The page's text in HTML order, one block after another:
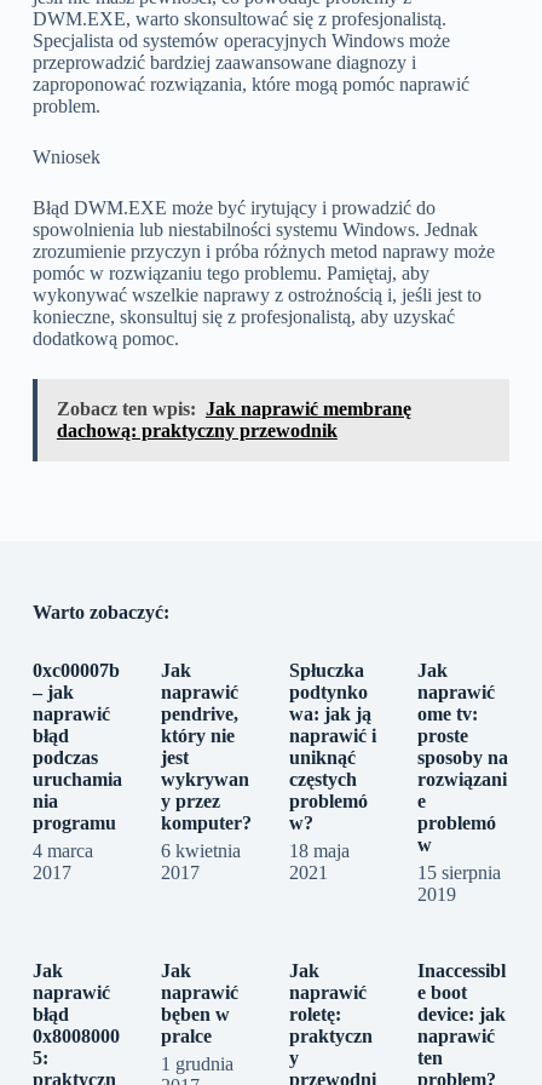
DWM.EXE, warto skonsultować się z profesjonalistą.
Specjalista od systemów operacyjnych Windows może
przeprowadzić bardziej zaawansowane diagnozy i
zaproponować rozwiązania, które mogą pomóc naprawić
problem.
Wniosek
Błąd DWM.EXE może być irytujący i prowadzić do
spowolnienia lub niestabilności systemu Windows. Jednak
zrozumienie przyczyn i próba różnych metod naprawy może
pomóc w rozwiązaniu tego problemu. Pamiętaj, aby
wykonywać wszelkie naprawy z ostrożnością i, jeśli jest to
konieczne, skonsultuj się z profesjonalistą, aby uzyskać
dodatkową pomoc.
Zobacz ten wpis: Jak naprawić membranę
dachową: praktyczny przewodnik
Warto zobaczyć:
0xc00007b
– jak
naprawić
błąd
podczas
uruchamia
nia
programu
4 marca
2017
Jak
naprawić
pendrive,
który nie
jest
wykrywan
y przez
komputer?
6 kwietnia
2017
Spłuczka
podtynko
wa: jak ją
naprawić i
uniknąć
częstych
problemó
w?
18 maja
2021
Jak
naprawić
ome tv:
proste
sposoby na
rozwiązani
e
problemó
w
15 sierpnia
2019
Jak
naprawić
błąd
0x8008000
5:
praktyczn
Jak
naprawić
bęben w
pralce
1 grudnia
Jak
naprawić
roletę:
praktyczn
y
przewodni
Inaccessibl
e boot
device: jak
naprawić
ten
problem?